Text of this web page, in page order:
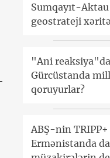
Sumqayıt-
geostrateji
"Ani
Gürcüstanda
qoruyurlar?
ABŞ-nin
Ermənistanda